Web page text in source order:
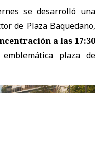
se desarrolló una
de Plaza Baquedano,
a las 17:30
plaza de